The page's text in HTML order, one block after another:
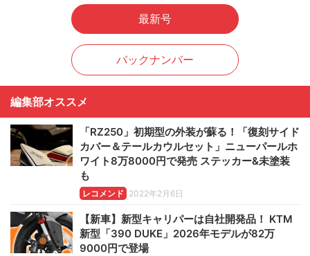
最新号
バックナンバー
編集部オススメ
「RZ250」初期型の外装が蘇る！「復刻サイド
カバー＆テールカウルセット」ニューパールホ
ワイト8万8000円で発売 ステッカー&未塗装
も
レコメンド 2022年2月6日
【新車】新型キャリパーは自社開発品！ KTM
新型「390 DUKE」2026年モデルが82万
9000円で登場